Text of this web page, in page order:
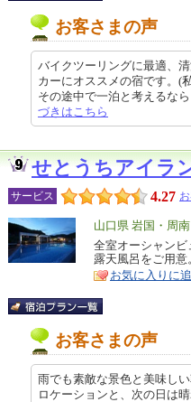
お客さまの声
バイクツーリングに最適、
カーにオススメの宿です。(
その途中で一泊と考えるな
づきはこちら
せとうちアイラ
サービス 4.27
エ
リ
ア
山口県 岩国・周
特
徴
全室オーシャン
露天風呂をご用意
お気に入りに
お客さまの声
雨でも素敵な景色と美味し
ロケーションと、次の日は